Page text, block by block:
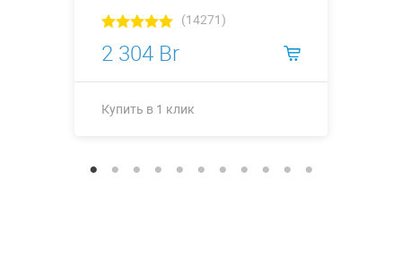
(14271)
2 304 Br
Купить в 1 клик